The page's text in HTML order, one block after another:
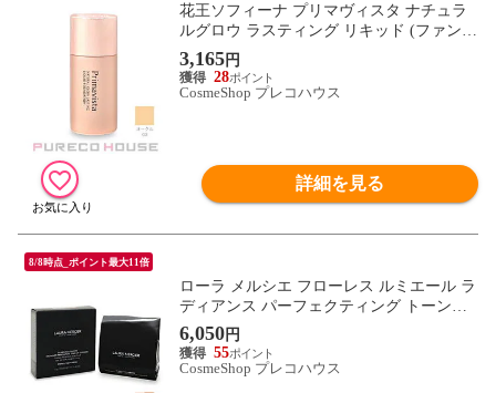
花王ソフィーナ プリマヴィスタ ナチュラ
ルグロウ ラスティング リキッド (ファンデ
ーション) SPF31・PA+++ 30ml #オークル0
3
3,165円
28
CosmeShop プレコハウス
詳細を見る
8/8時点_ポイント最大11倍
ローラ メルシエ フローレス ルミエール ラ
ディアンス パーフェクティング トーンア
ップ クッション レフィル SPF50/PA++++ 1
3g #FAIR ROSE
6,050円
55
CosmeShop プレコハウス